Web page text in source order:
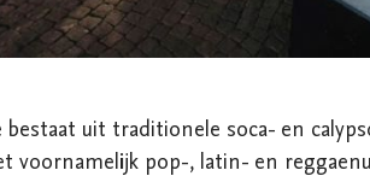
uit traditionele soca- en
voornamelijk pop-, latin- en